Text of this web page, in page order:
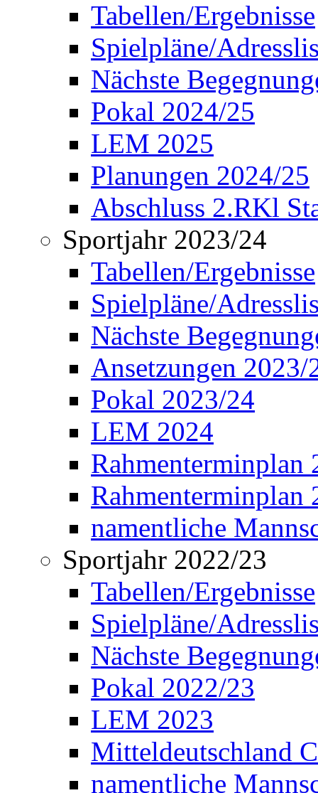
Tabellen/Ergebnisse
Spielpläne/
Nächste
Pokal 2024/25
LEM 2025
Planungen 2024/25
Abschluss 2.RKl
Sportjahr 2023/24
Tabellen/Ergebnisse
Spielpläne/
Nächste
Ansetzungen 2023/
Pokal 2023/24
LEM 2024
Rahmenterminplan
Rahmenterminplan
namentliche
Sportjahr 2022/23
Tabellen/Ergebnisse
Spielpläne/
Nächste
Pokal 2022/23
LEM 2023
Mitteldeutschland
namentliche